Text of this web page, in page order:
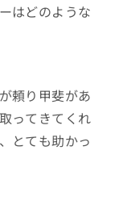
はどのような
頼り甲斐があ
ってきてくれ
とても助かっ